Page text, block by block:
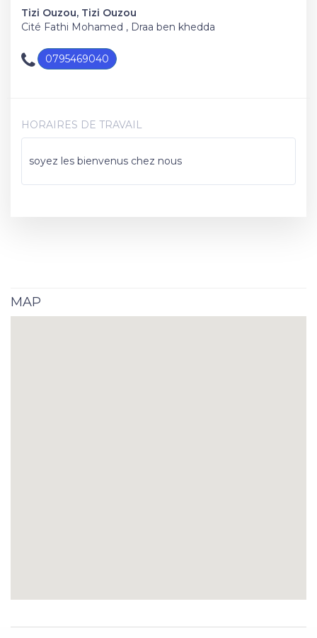
Tizi Ouzou, Tizi Ouzou
Cité Fathi Mohamed , Draa ben khedda
0795469040
HORAIRES DE TRAVAIL
soyez les bienvenus chez nous
MAP